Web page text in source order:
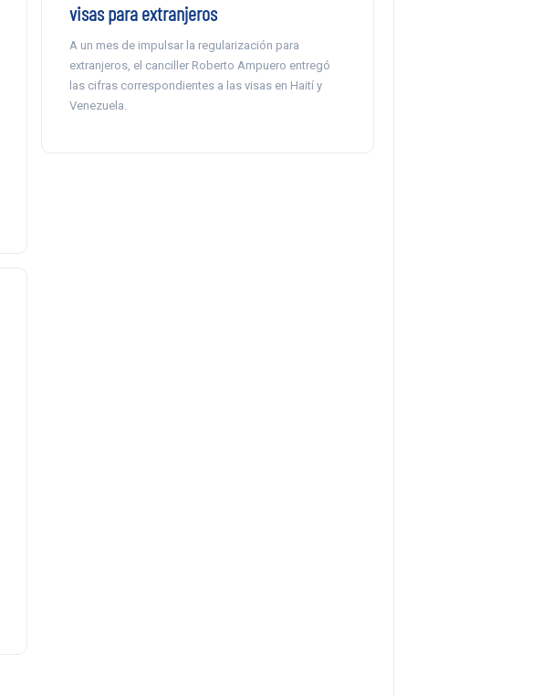
visas para extranjeros
A un mes de impulsar la regularización para
extranjeros, el canciller Roberto Ampuero entregó
las cifras correspondientes a las visas en Haití y
Venezuela.